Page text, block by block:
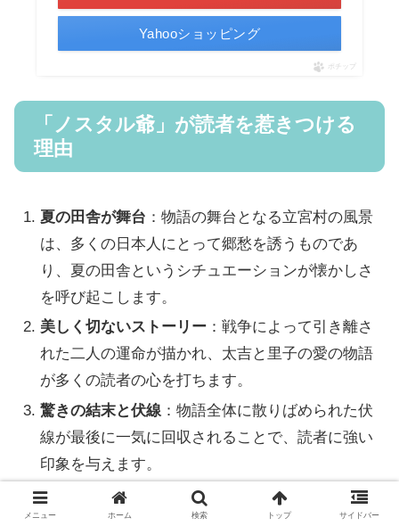
Yahooショッピング
ポチップ
「ノスタル爺」が読者を惹きつける
理由
夏の田舎が舞台 ：物語の舞台となる立宮村の風景
は、多くの日本人にとって郷愁を誘うものであ
り、夏の田舎というシチュエーションが懐かしさ
を呼び起こします。
美しく切ないストーリー ：戦争によって引き離さ
れた二人の運命が描かれ、太吉と里子の愛の物語
が多くの読者の心を打ちます。
驚きの結末と伏線 ：物語全体に散りばめられた伏
線が最後に一気に回収されることで、読者に強い
印象を与えます。
メニュー ホーム 検索 トップ サイドバー